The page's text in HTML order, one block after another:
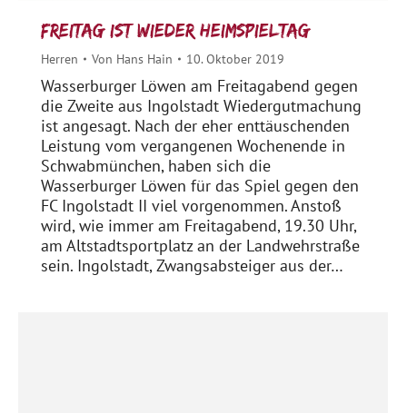
Freitag ist wieder Heimspieltag
Herren Von Hans Hain 10. Oktober 2019
Wasserburger Löwen am Freitagabend gegen
die Zweite aus Ingolstadt Wiedergutmachung
ist angesagt. Nach der eher enttäuschenden
Leistung vom vergangenen Wochenende in
Schwabmünchen, haben sich die
Wasserburger Löwen für das Spiel gegen den
FC Ingolstadt II viel vorgenommen. Anstoß
wird, wie immer am Freitagabend, 19.30 Uhr,
am Altstadtsportplatz an der Landwehrstraße
sein. Ingolstadt, Zwangsabsteiger aus der…